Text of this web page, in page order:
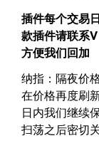
插件每个交易
款插件请联系
方便我们回加
纳指：隔夜价
在价格再度刷
日内我们继续
扫荡之后密切